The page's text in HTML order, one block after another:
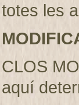
totes les
CLOS
aquí